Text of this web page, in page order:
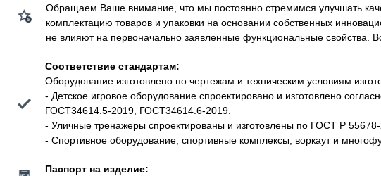
Обращаем Ваше внимание, что мы постоянно стремимся улучшать
комплектацию товаров и упаковки на основании собственных
не влияют на первоначально заявленные функциональные свойства.
Соответствие стандартам:
Оборудование изготовлено по чертежам и техническим условиям
- Детское игровое оборудование спроектировано и изготовлено
ГОСТ34614.5-2019, ГОСТ34614.6-2019.
- Уличные тренажеры спроектированы и изготовлены по ГОСТ Р
- Спортивное оборудование, спортивные комплексы, воркаут и
Паспорт на изделие: